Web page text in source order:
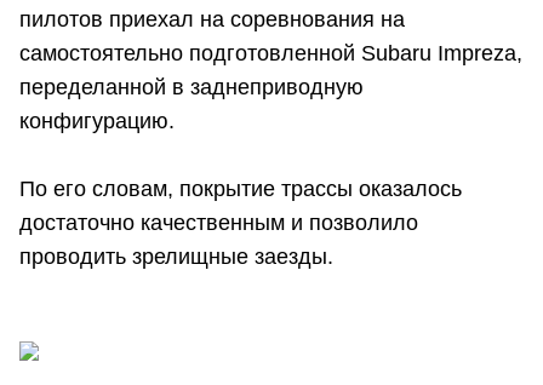
пилотов приехал на соревнования на
самостоятельно подготовленной Subaru Impreza,
переделанной в заднеприводную
конфигурацию.
По его словам, покрытие трассы оказалось
достаточно качественным и позволило
проводить зрелищные заезды.